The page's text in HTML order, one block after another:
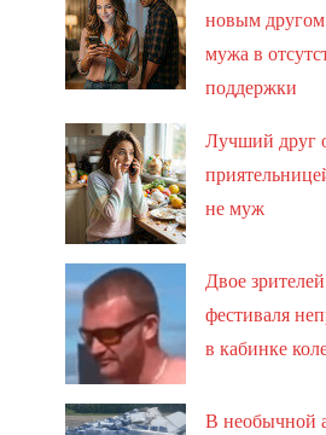
новым
мужа в
поддержки
Лучший друг
не муж
Двое
фестиваля
в кабинке
В необычной